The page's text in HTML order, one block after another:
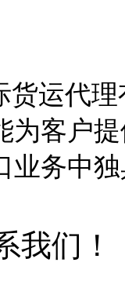
代理有
为客户
业务中
我们！